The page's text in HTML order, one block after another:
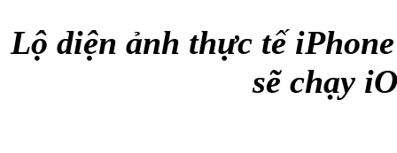
Bao da Samsung
Lộ diện ảnh thực tế
sẽ chạy